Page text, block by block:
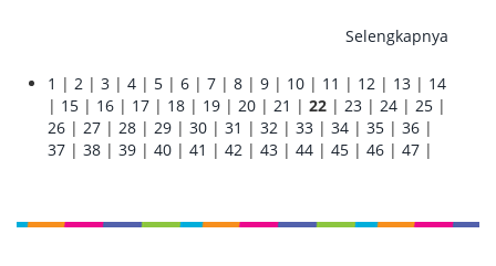
Selengkapnya
1 | 2 | 3 | 4 | 5 | 6 | 7 | 8 | 9 | 10 | 11 | 12 | 13 | 14
| 15 | 16 | 17 | 18 | 19 | 20 | 21 | 22 | 23 | 24 | 25 |
26 | 27 | 28 | 29 | 30 | 31 | 32 | 33 | 34 | 35 | 36 |
37 | 38 | 39 | 40 | 41 | 42 | 43 | 44 | 45 | 46 | 47 |